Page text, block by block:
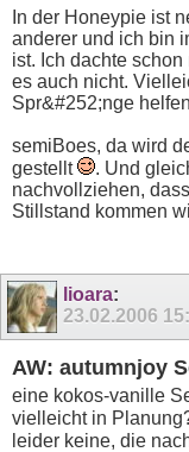
In der Honeypie ist
anderer und ich bin
ist. Ich dachte
es auch nicht.
Spr&#252;nge
semiBoes, da wird
gestellt
. Und
nachvollziehen,
Stillstand kommen
lioara:
23.02.2006
AW: autumnjoy
eine kokos-vanille
vielleicht in
leider keine, die